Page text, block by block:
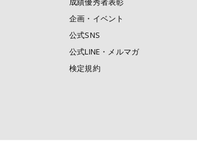
企画・イベント
公式SNS
公式LINE・メルマガ
検定規約